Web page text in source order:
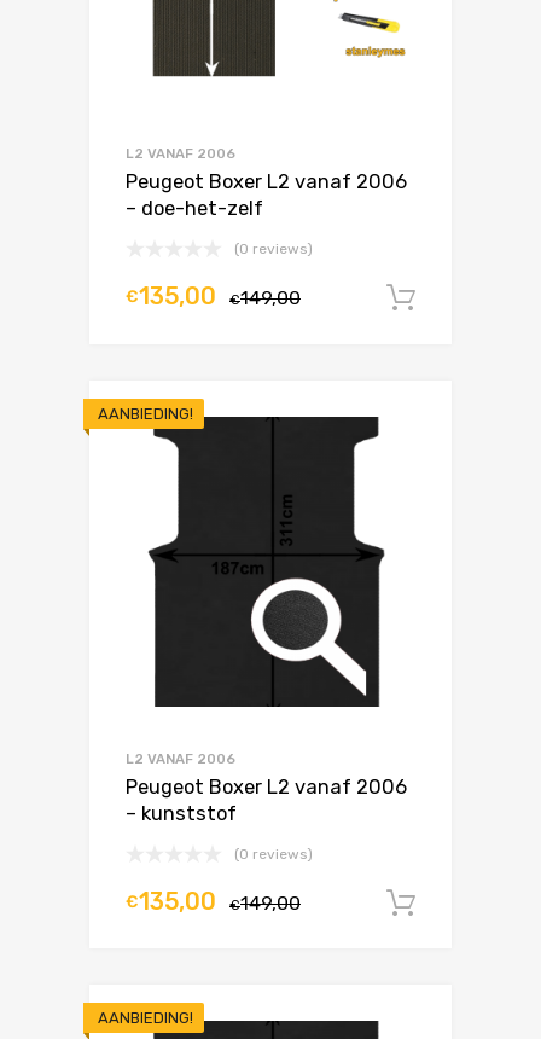
L2 VANAF 2006
Peugeot Boxer L2 vanaf 2006
– doe-het-zelf
(0 reviews)
€149,00
€135,00
AANBIEDING!
L2 VANAF 2006
Peugeot Boxer L2 vanaf 2006
– kunststof
(0 reviews)
€149,00
€135,00
AANBIEDING!